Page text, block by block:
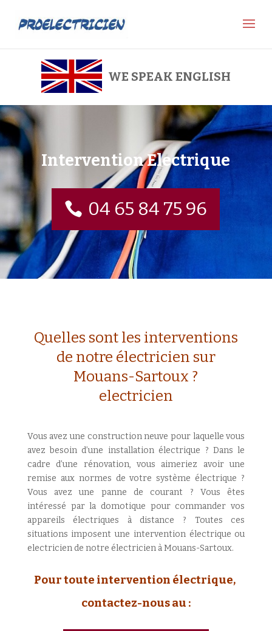
WE SPEAK ENGLISH
Intervention Electrique
04 65 84 75 96
Quelles sont les interventions
de notre électricien sur
Mouans-Sartoux ?
electricien
Vous avez une construction neuve pour laquelle vous
avez besoin d’une installation électrique ? Dans le
cadre d’une rénovation, vous aimeriez avoir une
remise aux normes de votre système électrique ?
Vous avez une panne de courant ? Vous êtes
intéressé par la domotique pour commander vos
appareils électriques à distance ? Toutes ces
situations imposent une intervention électrique ou
electricien de notre électricien à Mouans-Sartoux.
Pour toute intervention électrique,
contactez-nous au :